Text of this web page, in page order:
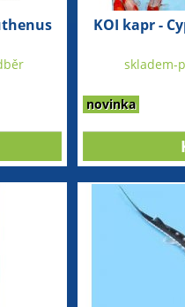
KOI kapr -
novinka
skladem-